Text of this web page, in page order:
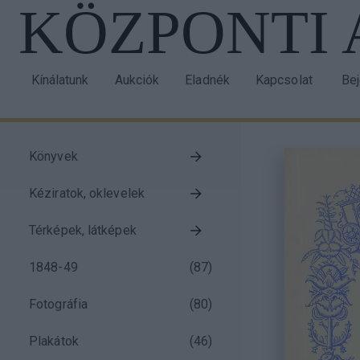
Ugrás
tartalomra
navigation
Kínálatunk Aukciók Eladnék Kapcsolat
block
Könyvek
Kéziratok, oklevelek
Térképek, látképek
1848-49 (87)
Fotográfia (80)
Plakátok (46)